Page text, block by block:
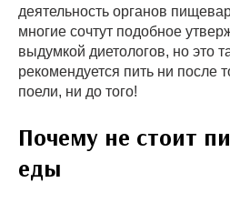
деятельность органов
многие сочтут подобное
выдумкой диетологов, но это
рекомендуется пить ни после
поели, ни до того!
Почему не стоит
еды